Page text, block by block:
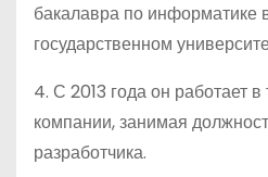
бакалавра по информатике
государственном
4. С 2013 года он работает в
компании, занимая
разработчика.